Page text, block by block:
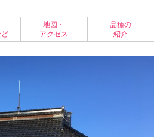
地図・
アクセス
品種の
紹介